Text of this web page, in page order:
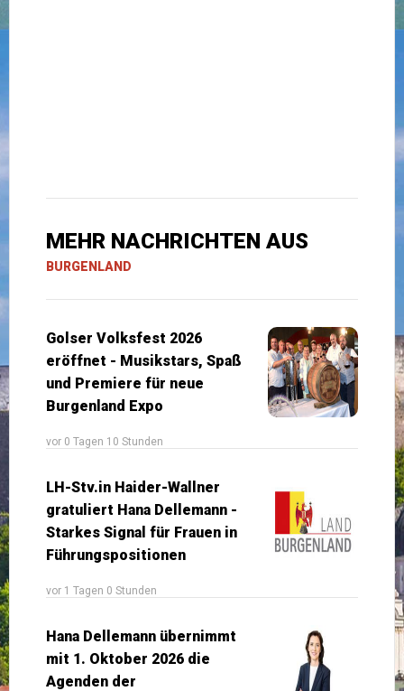
MEHR NACHRICHTEN AUS
BURGENLAND
Golser Volksfest 2026
eröffnet - Musikstars, Spaß
und Premiere für neue
Burgenland Expo
vor 0 Tagen 10 Stunden
LH-Stv.in Haider-Wallner
gratuliert Hana Dellemann -
Starkes Signal für Frauen in
Führungspositionen
vor 1 Tagen 0 Stunden
Hana Dellemann übernimmt
mit 1. Oktober 2026 die
Agenden der